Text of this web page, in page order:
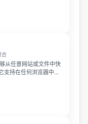
合
从任意网站或文件中快
支持在任何浏览器中秒